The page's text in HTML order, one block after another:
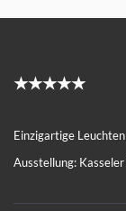
★★★★★
Einzigartige
Ausstellung: